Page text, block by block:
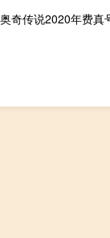
奇传说2020年费真